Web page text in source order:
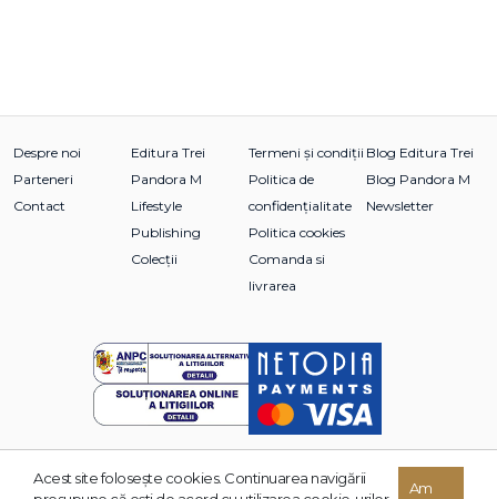
Despre noi
Parteneri
Contact
Editura Trei
Pandora M
Lifestyle
Publishing
Colecții
Termeni și condiții
Politica de
confidențialitate
Politica cookies
Comanda si
livrarea
Blog Editura Trei
Blog Pandora M
Newsletter
© 2026 Grupul Editorial TREI. Toate drepturile rezervate.
Acest site foloseşte cookies. Continuarea navigării
Am